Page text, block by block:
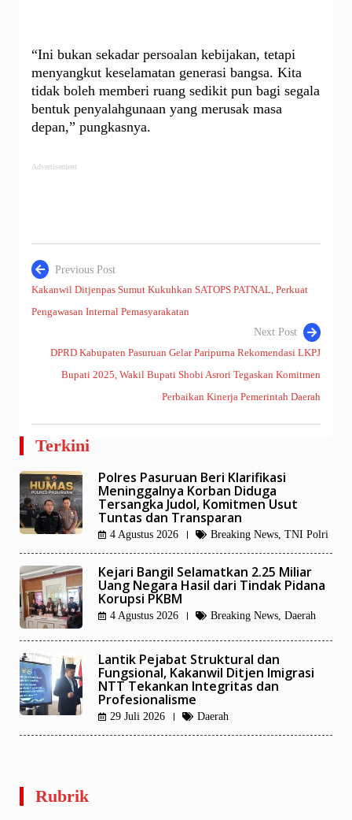
“Ini bukan sekadar persoalan kebijakan, tetapi
menyangkut keselamatan generasi bangsa. Kita
tidak boleh memberi ruang sedikit pun bagi segala
bentuk penyalahgunaan yang merusak masa
depan,” pungkasnya.
Advertisement
Navigasi
pos
Previous Post
Kakanwil Ditjenpas Sumut Kukuhkan SATOPS PATNAL, Perkuat
Pengawasan Internal Pemasyarakatan
Next Post
DPRD Kabupaten Pasuruan Gelar Paripurna Rekomendasi LKPJ
Bupati 2025, Wakil Bupati Shobi Asrori Tegaskan Komitmen
Perbaikan Kinerja Pemerintah Daerah
Terkini
Polres Pasuruan Beri Klarifikasi
Meninggalnya Korban Diduga
Tersangka Judol, Komitmen Usut
Tuntas dan Transparan
4 Agustus 2026 Breaking News, TNI Polri
Kejari Bangil Selamatkan 2.25 Miliar
Uang Negara Hasil dari Tindak Pidana
Korupsi PKBM
4 Agustus 2026 Breaking News, Daerah
Lantik Pejabat Struktural dan
Fungsional, Kakanwil Ditjen Imigrasi
NTT Tekankan Integritas dan
Profesionalisme
29 Juli 2026 Daerah
Rubrik